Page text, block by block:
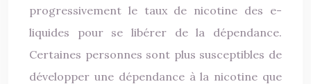
progressivement le taux de nicotine des e-
liquides pour se libérer de la dépendance.
Certaines personnes sont plus susceptibles de
développer une dépendance à la nicotine que